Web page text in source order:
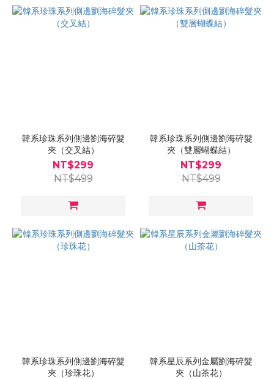
韓系珍珠系列側邊劉海碎髮
夾（交叉結）
NT$299
NT$499
韓系珍珠系列側邊劉海碎髮
夾（雙層蝴蝶結）
NT$299
NT$499
韓系珍珠系列側邊劉海碎髮
夾（珍珠花）
韓系星辰系列金屬劉海碎髮
夾（山茶花）